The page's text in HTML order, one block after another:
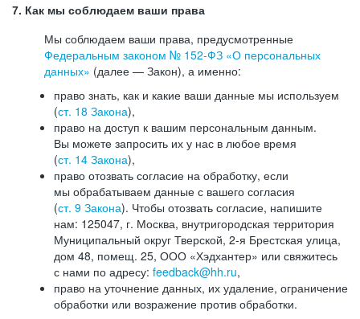
7. Как мы соблюдаем ваши права
Мы соблюдаем ваши права, предусмотренные
Федеральным законом № 152-ФЗ «О персональных
данных» (далее — Закон), а именно:
право знать, как и какие ваши данные мы используем
(ст. 18 Закона),
право на доступ к вашим персональным данным.
Вы можете запросить их у нас в любое время
(ст. 14 Закона),
право отозвать согласие на обработку, если
мы обрабатываем данные с вашего согласия
(ст. 9 Закона). Чтобы отозвать согласие, напишите
нам: 125047, г. Москва, внутригородская территория
Муниципальный округ Тверской, 2-я Брестская улица,
дом 48, помещ. 25, ООО «Хэдхантер» или свяжитесь
с нами по адресу: feedback@hh.ru,
право на уточнение данных, их удаление, ограничение
обработки или возражение против обработки.